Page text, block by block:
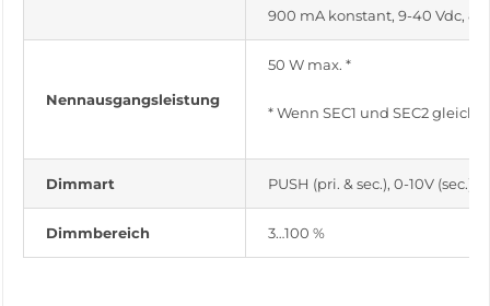
900 mA konstant, 9-40 Vdc, 8-
Nennausgangsleistung
50 W max. *
* Wenn SEC1 und SEC2
Dimmart PUSH (pri. & sec.), 0-10V (sec.),
Dimmbereich 3…100 %